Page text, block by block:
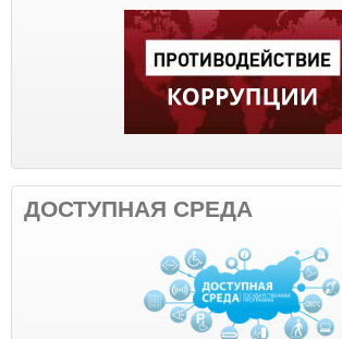
ДОСТУПНАЯ СРЕДА